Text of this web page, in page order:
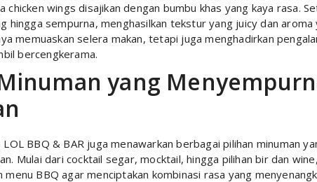
chicken wings disajikan dengan bumbu khas yang kaya rasa.
hingga sempurna, menghasilkan tekstur yang juicy dan aroma
memuaskan selera makan, tetapi juga menghadirkan
bercengkerama.
yang
LOL BBQ & BAR juga menawarkan berbagai pilihan minuman
Mulai dari cocktail segar, mocktail, hingga pilihan bir dan
menu BBQ agar menciptakan kombinasi rasa yang